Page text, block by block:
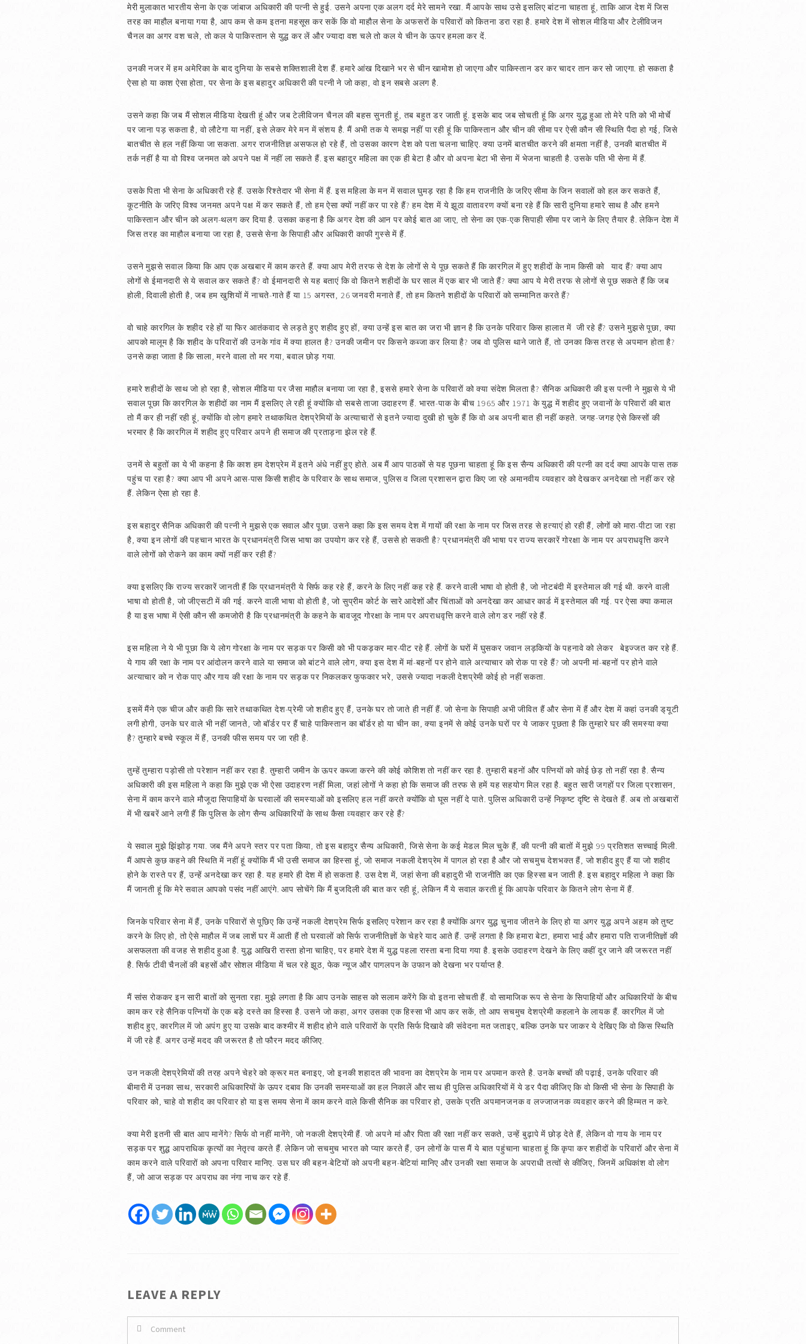
मेरी मुलाकात भारतीय सेना के एक जांबाज अधिकारी की पत्नी से हुई. उसने अपना एक अलग दर्द मेरे सामने रखा. मैं आपके साथ उसे इसलिए बांटना चाहता हूं, ताकि आज देश में जिस
तरह का माहौल बनाया गया है, आप कम से कम इतना महसूस कर सकें कि वो माहौल सेना के अफसरों के परिवारों को कितना डरा रहा है. हमारे देश में सोशल मीडिया और टेलीविजन
चैनल का अगर वश चले, तो कल ये पाकिस्तान से युद्ध कर लें और ज्यादा वश चले तो कल ये चीन के ऊपर हमला कर दें.
उनकी नजर में हम अमेरिका के बाद दुनिया के सबसे शक्तिशाली देश हैं. हमारे आंख दिखाने भर से चीन खामोश हो जाएगा और पाकिस्तान डर कर चादर तान कर सो जाएगा. हो सकता है
ऐसा हो या काश ऐसा होता, पर सेना के इस बहादुर अधिकारी की पत्नी ने जो कहा, वो इन सबसे अलग है.
उसने कहा कि जब मैं सोशल मीडिया देखती हूं और जब टेलीविजन चैनल की बहस सुनती हूं, तब बहुत डर जाती हूं. इसके बाद जब सोचती हूं कि अगर युद्ध हुआ तो मेरे पति को भी मोर्चे
पर जाना पड़ सकता है, वो लौटेगा या नहीं, इसे लेकर मेरे मन में संशय है. मैं अभी तक ये समझ नहीं पा रही हूं कि पाकिस्तान और चीन की सीमा पर ऐसी कौन सी स्थिति पैदा हो गई, जिसे
बातचीत से हल नहीं किया जा सकता. अगर राजनीतिज्ञ असफल हो रहे हैं, तो उसका कारण देश को पता चलना चाहिए. क्या उनमें बातचीत करने की क्षमता नहीं है, उनकी बातचीत में
तर्क नहीं है या वो विश्व जनमत को अपने पक्ष में नहीं ला सकते हैं. इस बहादुर महिला का एक ही बेटा है और वो अपना बेटा भी सेना में भेजना चाहती है. उसके पति भी सेना में हैं.
उसके पिता भी सेना के अधिकारी रहे हैं. उसके रिश्तेदार भी सेना में हैं. इस महिला के मन में सवाल घुमड़ रहा है कि हम राजनीति के जरिए सीमा के जिन सवालों को हल कर सकते हैं,
कूटनीति के जरिए विश्व जनमत अपने पक्ष में कर सकते हैं, तो हम ऐसा क्यों नहीं कर पा रहे हैं? हम देश में ये झूठा वातावरण क्यों बना रहे हैं कि सारी दुनिया हमारे साथ है और हमने
पाकिस्तान और चीन को अलग-थलग कर दिया है. उसका कहना है कि अगर देश की आन पर कोई बात आ जाए, तो सेना का एक-एक सिपाही सीमा पर जाने के लिए तैयार है. लेकिन देश में
जिस तरह का माहौल बनाया जा रहा है, उससे सेना के सिपाही और अधिकारी काफी गुस्से में हैं.
उसने मुझसे सवाल किया कि आप एक अखबार में काम करते हैं. क्या आप मेरी तरफ से देश के लोगों से ये पूछ सकते हैं कि कारगिल में हुए शहीदों के नाम किसी को याद हैं? क्या आप
लोगों से ईमानदारी से ये सवाल कर सकते हैं? वो ईमानदारी से यह बताएं कि वो कितने शहीदों के घर साल में एक बार भी जाते हैं? क्या आप ये मेरी तरफ से लोगों से पूछ सकते हैं कि जब
होली, दिवाली होती है, जब हम खुशियों में नाचते-गाते हैं या 15 अगस्त, 26 जनवरी मनाते हैं, तो हम कितने शहीदों के परिवारों को सम्मानित करते हैं?
वो चाहे कारगिल के शहीद रहे हों या फिर आतंकवाद से लड़ते हुए शहीद हुए हों, क्या उन्हें इस बात का जरा भी ज्ञान है कि उनके परिवार किस हालात में जी रहे हैं? उसने मुझसे पूछा, क्या
आपको मालूम है कि शहीद के परिवारों की उनके गांव में क्या हालत है? उनकी जमीन पर किसने कब्जा कर लिया है? जब वो पुलिस थाने जाते हैं, तो उनका किस तरह से अपमान होता है?
उनसे कहा जाता है कि साला, मरने वाला तो मर गया, बवाल छोड़ गया.
हमारे शहीदों के साथ जो हो रहा है, सोशल मीडिया पर जैसा माहौल बनाया जा रहा है, इससे हमारे सेना के परिवारों को क्या संदेश मिलता है? सैनिक अधिकारी की इस पत्नी ने मुझसे ये भी
सवाल पूछा कि कारगिल के शहीदों का नाम मैं इसलिए ले रही हूं क्योंकि वो सबसे ताजा उदाहरण हैं. भारत-पाक के बीच 1965 और 1971 के युद्ध में शहीद हुए जवानों के परिवारों की बात
तो मैं कर ही नहीं रही हूं, क्योंकि वो लोग हमारे तथाकथित देशप्रेमियों के अत्याचारों से इतने ज्यादा दुखी हो चुके हैं कि वो अब अपनी बात ही नहीं कहते. जगह-जगह ऐसे किस्सों की
भरमार है कि कारगिल में शहीद हुए परिवार अपने ही समाज की प्रताड़ना झेल रहे हैं.
उनमें से बहुतों का ये भी कहना है कि काश हम देशप्रेम में इतने अंधे नहीं हुए होते. अब मैं आप पाठकों से यह पूछना चाहता हूं कि इस सैन्य अधिकारी की पत्नी का दर्द क्या आपके पास तक
पहुंच पा रहा है? क्या आप भी अपने आस-पास किसी शहीद के परिवार के साथ समाज, पुलिस व जिला प्रशासन द्वारा किए जा रहे अमानवीय व्यवहार को देखकर अनदेखा तो नहीं कर रहे
हैं. लेकिन ऐसा हो रहा है.
इस बहादुर सैनिक अधिकारी की पत्नी ने मुझसे एक सवाल और पूछा. उसने कहा कि इस समय देश में गायों की रक्षा के नाम पर जिस तरह से हत्याएं हो रही हैं, लोगों को मारा-पीटा जा रहा
है, क्या इन लोगों की पहचान भारत के प्रधानमंत्री जिस भाषा का उपयोग कर रहे हैं, उससे हो सकती है? प्रधानमंत्री की भाषा पर राज्य सरकारें गोरक्षा के नाम पर अपराधवृत्ति करने
वाले लोगों को रोकने का काम क्यों नहीं कर रही हैं?
क्या इसलिए कि राज्य सरकारें जानती हैं कि प्रधानमंत्री ये सिर्फ कह रहे हैं, करने के लिए नहीं कह रहे हैं. करने वाली भाषा वो होती है, जो नोटबंदी में इस्तेमाल की गई थी. करने वाली
भाषा वो होती है, जो जीएसटी में की गई. करने वाली भाषा वो होती है, जो सुप्रीम कोर्ट के सारे आदेशों और चिंताओं को अनदेखा कर आधार कार्ड में इस्तेमाल की गई. पर ऐसा क्या कमाल
है या इस भाषा में ऐसी कौन सी कमजोरी है कि प्रधानमंत्री के कहने के बावजूद गोरक्षा के नाम पर अपराधवृत्ति करने वाले लोग डर नहीं रहे हैं.
इस महिला ने ये भी पूछा कि ये लोग गोरक्षा के नाम पर सड़क पर किसी को भी पकड़कर मार-पीट रहे हैं. लोगों के घरों में घुसकर जवान लड़कियों के पहनावे को लेकर बेइज्जत कर रहे हैं.
ये गाय की रक्षा के नाम पर आंदोलन करने वाले या समाज को बांटने वाले लोग, क्या इस देश में मां-बहनों पर होने वाले अत्याचार को रोक पा रहे हैं? जो अपनी मां-बहनों पर होने वाले
अत्याचार को न रोक पाए और गाय की रक्षा के नाम पर सड़क पर निकलकर फुफकार भरे, उससे ज्यादा नकली देशप्रेमी कोई हो नहीं सकता.
इसमें मैंने एक चीज और कही कि सारे तथाकथित देश-प्रेमी जो शहीद हुए हैं, उनके घर तो जाते ही नहीं हैं. जो सेना के सिपाही अभी जीवित हैं और सेना में हैं और देश में कहां उनकी ड्‌यूटी
लगी होगी, उनके घर वाले भी नहीं जानते, जो बॉर्डर पर हैं चाहे पाकिस्तान का बॉर्डर हो या चीन का, क्या इनमें से कोई उनके घरों पर ये जाकर पूछता है कि तुम्हारे घर की समस्या क्या
है? तुम्हारे बच्चे स्कूल में हैं, उनकी फीस समय पर जा रही है.
तुम्हें तुम्हारा पड़ोसी तो परेशान नहीं कर रहा है. तुम्हारी जमीन के ऊपर कब्जा करने की कोई कोशिश तो नहीं कर रहा है. तुम्हारी बहनों और पत्नियों को कोई छेड़ तो नहीं रहा है. सैन्य
अधिकारी की इस महिला ने कहा कि मुझे एक भी ऐसा उदाहरण नहीं मिला, जहां लोगों ने कहा हो कि समाज की तरफ से हमें यह सहयोग मिल रहा है. बहुत सारी जगहों पर जिला प्रशासन,
सेना में काम करने वाले मौजूदा सिपाहियों के घरवालों की समस्याओं को इसलिए हल नहीं करते क्योंकि वो घूस नहीं दे पाते. पुलिस अधिकारी उन्हें निकृष्ट दृष्टि से देखते हैं. अब तो अखबारों
में भी खबरें आने लगी हैं कि पुलिस के लोग सैन्य अधिकारियों के साथ कैसा व्यवहार कर रहे हैं?
ये सवाल मुझे झिंझोड़ गया. जब मैंने अपने स्तर पर पता किया, तो इस बहादुर सैन्य अधिकारी, जिसे सेना के कई मेडल मिल चुके हैं, की पत्नी की बातों में मुझे 99 प्रतिशत सच्चाई मिली.
मैं आपसे कुछ कहने की स्थिति में नहीं हूं क्योंकि मैं भी उसी समाज का हिस्सा हूं, जो समाज नकली देशप्रेम में पागल हो रहा है और जो सचमुच देशभक्त हैं, जो शहीद हुए हैं या जो शहीद
होने के रास्ते पर हैं, उन्हें अनदेखा कर रहा है. यह हमारे ही देश में हो सकता है. उस देश में, जहां सेना की बहादुरी भी राजनीति का एक हिस्सा बन जाती है. इस बहादुर महिला ने कहा कि
मैं जानती हूं कि मेरे सवाल आपको पसंद नहीं आएंगे. आप सोचेंगे कि मैं बुजदिली की बात कर रही हूं, लेकिन मैं ये सवाल करती हूं कि आपके परिवार के कितने लोग सेना में हैं.
जिनके परिवार सेना में हैं, उनके परिवारों से पूछिए कि उन्हें नकली देशप्रेम सिर्फ इसलिए परेशान कर रहा है क्योंकि अगर युद्ध चुनाव जीतने के लिए हो या अगर युद्ध अपने अहम को तुष्ट
करने के लिए हो, तो ऐसे माहौल में जब लाशें घर में आती हैं तो घरवालों को सिर्फ राजनीतिज्ञों के चेहरे याद आते हैं. उन्हें लगता है कि हमारा बेटा, हमारा भाई और हमारा पति राजनीतिज्ञों की
असफलता की वजह से शहीद हुआ है. युद्ध आखिरी रास्ता होना चाहिए, पर हमारे देश में युद्ध पहला रास्ता बना दिया गया है. इसके उदाहरण देखने के लिए कहीं दूर जाने की जरूरत नहीं
है. सिर्फ टीवी चैनलों की बहसों और सोशल मीडिया में चल रहे झूठ, फेक न्यूज और पागलपन के उफान को देखना भर पर्याप्त है.
मैं सांस रोककर इन सारी बातों को सुनता रहा. मुझे लगता है कि आप उनके साहस को सलाम करेंगे कि वो इतना सोचती हैं. वो सामाजिक रूप से सेना के सिपाहियों और अधिकारियों के बीच
काम कर रहे सैनिक पत्नियों के एक बड़े दस्ते का हिस्सा है. उसने जो कहा, अगर उसका एक हिस्सा भी आप कर सकें, तो आप सचमुच देशप्रेमी कहलाने के लायक हैं. कारगिल में जो
शहीद हुए, कारगिल में जो अपंग हुए या उसके बाद कश्मीर में शहीद होने वाले परिवारों के प्रति सिर्फ दिखावे की संवेदना मत जताइए, बल्कि उनके घर जाकर ये देखिए कि वो किस स्थिति
में जी रहे हैं. अगर उन्हें मदद की जरूरत है तो फौरन मदद कीजिए.
उन नकली देशप्रेमियों की तरह अपने चेहरे को क्रूर मत बनाइए, जो इनकी शहादत की भावना का देशप्रेम के नाम पर अपमान करते है. उनके बच्चों की पढ़ाई, उनके परिवार की
बीमारी में उनका साथ, सरकारी अधिकारियों के ऊपर दबाव कि उनकी समस्याओं का हल निकालें और साथ ही पुलिस अधिकारियों में ये डर पैदा कीजिए कि वो किसी भी सेना के सिपाही के
परिवार को, चाहे वो शहीद का परिवार हो या इस समय सेना में काम करने वाले किसी सैनिक का परिवार हो, उसके प्रति अपमानजनक व लज्जाजनक व्यवहार करने की हिम्मत न करे.
क्या मेरी इतनी सी बात आप मानेंगे? सिर्फ वो नहीं मानेंगे, जो नकली देशप्रेमी हैं. जो अपने मां और पिता की रक्षा नहीं कर सकते, उन्हें बुढ़ापे में छोड़ देते हैं, लेकिन वो गाय के नाम पर
सड़क पर शुद्ध आपराधिक कृत्यों का नेतृत्व करते हैं. लेकिन जो सचमुच भारत को प्यार करते हैं, उन लोगों के पास मैं ये बात पहुंचाना चाहता हूं कि कृपा कर शहीदों के परिवारों और सेना में
काम करने वाले परिवारों को अपना परिवार मानिए. उस घर की बहन-बेटियों को अपनी बहन-बेटियां मानिए और उनकी रक्षा समाज के अपराधी तत्वों से कीजिए, जिनमें अधिकांश वो लोग
हैं, जो आज सड़क पर अपराध का नंगा नाच कर रहे हैं.
LEAVE A REPLY